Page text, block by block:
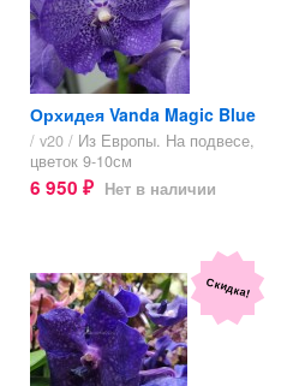
Орхидея Vanda Magic Blue
/ v20 / Из Европы. На подвесе,
цветок 9-10см
6 950 ₽ Нет в наличии
Скидка!